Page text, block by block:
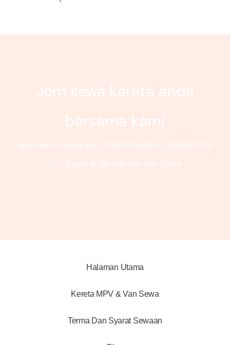
Jom sewa kereta anda
bersama kami
Darul Naim Transport 202403045642 (RA0109724-
U) - Syarikat Kereta dan Van Sewa
Halaman Utama
Kereta MPV & Van Sewa
Terma Dan Syarat Sewaan